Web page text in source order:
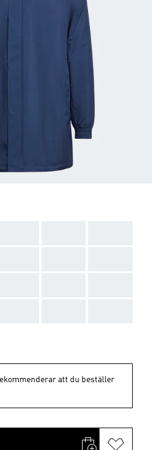
att du beställer